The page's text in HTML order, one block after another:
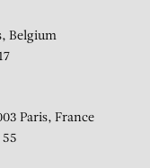
Belgium
Paris, France
55